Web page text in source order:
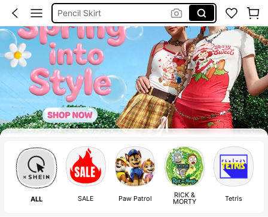
Pencil Skirt
莫代爾長褲
米白色短版西裝外套
洋裝
銀色背心
Care Bears
孕婦裝
ALL SALE Paw Patrol RICK &
MORTY Tetris